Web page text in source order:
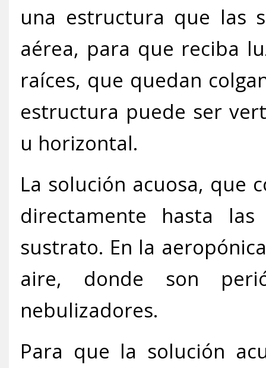
una estructura que las
aérea, para que reciba
raíces, que quedan
estructura puede ser
u horizontal.
La solución acuosa, que
directamente hasta
sustrato. En la
aire, donde son
nebulizadores.
Para que la solución